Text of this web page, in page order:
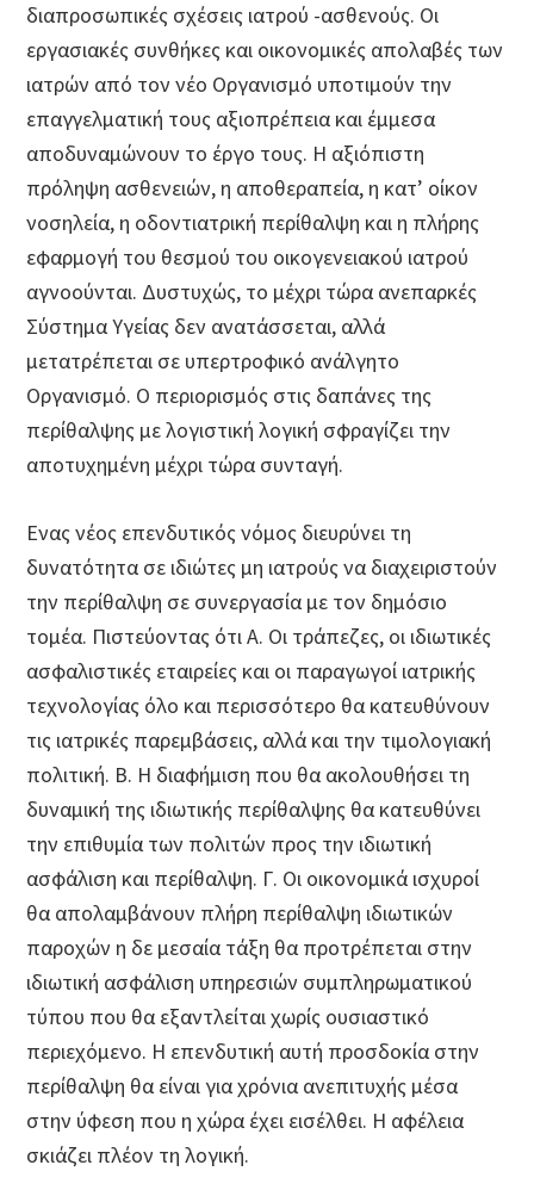
διαπροσωπικές σχέσεις ιατρού -ασθενούς. Οι
εργασιακές συνθήκες και οικονομικές απολαβές των
ιατρών από τον νέο Οργανισμό υποτιμούν την
επαγγελματική τους αξιοπρέπεια και έμμεσα
αποδυναμώνουν το έργο τους. Η αξιόπιστη
πρόληψη ασθενειών, η αποθεραπεία, η κατ’ οίκον
νοσηλεία, η οδοντιατρική περίθαλψη και η πλήρης
εφαρμογή του θεσμού του οικογενειακού ιατρού
αγνοούνται. Δυστυχώς, το μέχρι τώρα ανεπαρκές
Σύστημα Υγείας δεν ανατάσσεται, αλλά
μετατρέπεται σε υπερτροφικό ανάλγητο
Οργανισμό. Ο περιορισμός στις δαπάνες της
περίθαλψης με λογιστική λογική σφραγίζει την
αποτυχημένη μέχρι τώρα συνταγή.
Ενας νέος επενδυτικός νόμος διευρύνει τη
δυνατότητα σε ιδιώτες μη ιατρούς να διαχειριστούν
την περίθαλψη σε συνεργασία με τον δημόσιο
τομέα. Πιστεύοντας ότι Α. Οι τράπεζες, οι ιδιωτικές
ασφαλιστικές εταιρείες και οι παραγωγοί ιατρικής
τεχνολογίας όλο και περισσότερο θα κατευθύνουν
τις ιατρικές παρεμβάσεις, αλλά και την τιμολογιακή
πολιτική. Β. Η διαφήμιση που θα ακολουθήσει τη
δυναμική της ιδιωτικής περίθαλψης θα κατευθύνει
την επιθυμία των πολιτών προς την ιδιωτική
ασφάλιση και περίθαλψη. Γ. Οι οικονομικά ισχυροί
θα απολαμβάνουν πλήρη περίθαλψη ιδιωτικών
παροχών η δε μεσαία τάξη θα προτρέπεται στην
ιδιωτική ασφάλιση υπηρεσιών συμπληρωματικού
τύπου που θα εξαντλείται χωρίς ουσιαστικό
περιεχόμενο. Η επενδυτική αυτή προσδοκία στην
περίθαλψη θα είναι για χρόνια ανεπιτυχής μέσα
στην ύφεση που η χώρα έχει εισέλθει. Η αφέλεια
σκιάζει πλέον τη λογική.